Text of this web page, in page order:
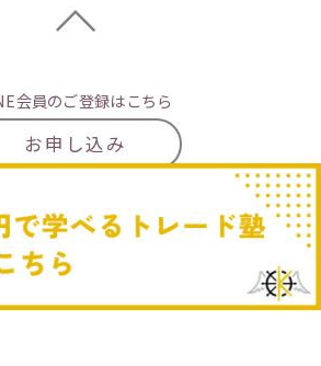
会員のご登録はこちら
お申し込み